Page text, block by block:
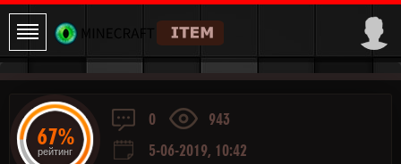
0
943
5-06-2019, 10:42
67%
рейтинг